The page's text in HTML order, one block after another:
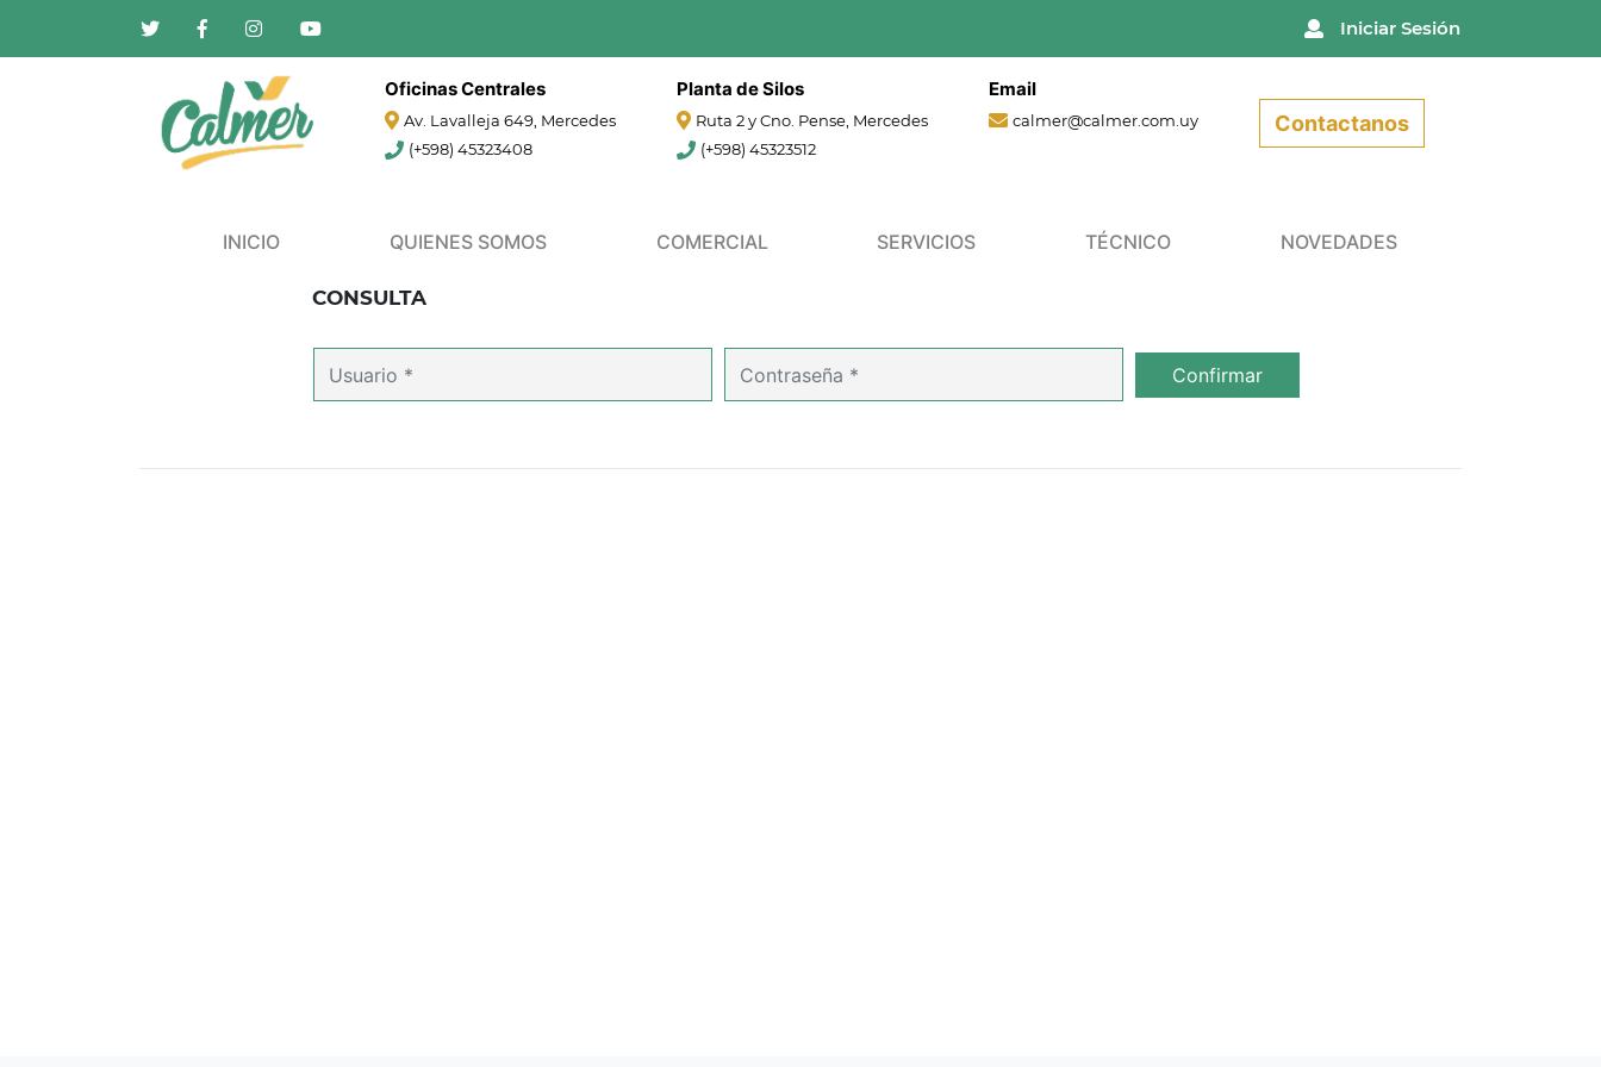
Iniciar Sesión
Oficinas Centrales
Av. Lavalleja 649, Mercedes
(+598) 45323408
Planta de Silos
Ruta 2 y Cno. Pense, Mercedes
(+598) 45323512
Email
calmer@calmer.com.uy Contactanos
INICIO(CURRENT) QUIENES SOMOS COMERCIAL SERVICIOS TÉCNICO NOVEDADES
CONSULTA
Confirmar